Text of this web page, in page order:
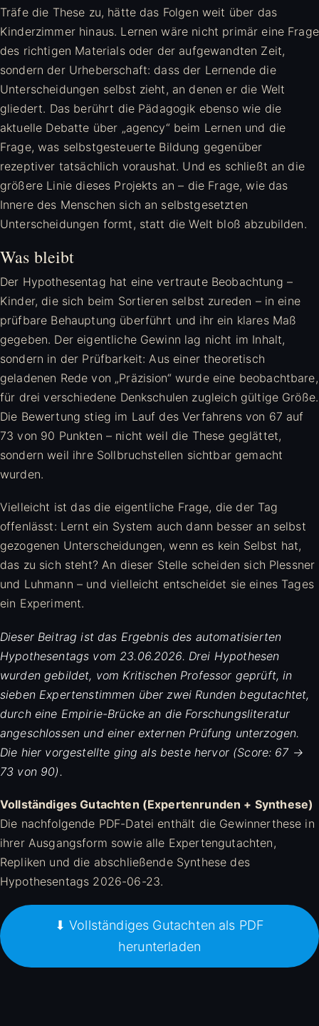
Träfe die These zu, hätte das Folgen weit über das
Kinderzimmer hinaus. Lernen wäre nicht primär eine Frage
des richtigen Materials oder der aufgewandten Zeit,
sondern der Urheberschaft: dass der Lernende die
Unterscheidungen selbst zieht, an denen er die Welt
gliedert. Das berührt die Pädagogik ebenso wie die
aktuelle Debatte über „agency“ beim Lernen und die
Frage, was selbstgesteuerte Bildung gegenüber
rezeptiver tatsächlich voraushat. Und es schließt an die
größere Linie dieses Projekts an – die Frage, wie das
Innere des Menschen sich an selbstgesetzten
Unterscheidungen formt, statt die Welt bloß abzubilden.
Was bleibt
Der Hypothesentag hat eine vertraute Beobachtung –
Kinder, die sich beim Sortieren selbst zureden – in eine
prüfbare Behauptung überführt und ihr ein klares Maß
gegeben. Der eigentliche Gewinn lag nicht im Inhalt,
sondern in der Prüfbarkeit: Aus einer theoretisch
geladenen Rede von „Präzision“ wurde eine beobachtbare,
für drei verschiedene Denkschulen zugleich gültige Größe.
Die Bewertung stieg im Lauf des Verfahrens von 67 auf
73 von 90 Punkten – nicht weil die These geglättet,
sondern weil ihre Sollbruchstellen sichtbar gemacht
wurden.
Vielleicht ist das die eigentliche Frage, die der Tag
offenlässt: Lernt ein System auch dann besser an selbst
gezogenen Unterscheidungen, wenn es kein Selbst hat,
das zu sich steht? An dieser Stelle scheiden sich Plessner
und Luhmann – und vielleicht entscheidet sie eines Tages
ein Experiment.
Dieser Beitrag ist das Ergebnis des automatisierten
Hypothesentags vom 23.06.2026. Drei Hypothesen
wurden gebildet, vom Kritischen Professor geprüft, in
sieben Expertenstimmen über zwei Runden begutachtet,
durch eine Empirie-Brücke an die Forschungsliteratur
angeschlossen und einer externen Prüfung unterzogen.
Die hier vorgestellte ging als beste hervor (Score: 67 →
73 von 90).
Vollständiges Gutachten (Expertenrunden + Synthese)
Die nachfolgende PDF-Datei enthält die Gewinnerthese in
ihrer Ausgangsform sowie alle Expertengutachten,
Repliken und die abschließende Synthese des
Hypothesentags 2026-06-23.
⬇ Vollständiges Gutachten als PDF
herunterladen